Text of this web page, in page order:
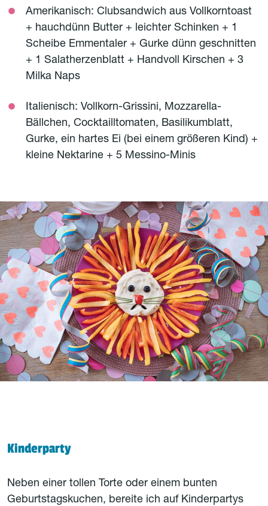
Amerikanisch: Clubsandwich aus Vollkorntoast
+ hauchdünn Butter + leichter Schinken + 1
Scheibe Emmentaler + Gurke dünn geschnitten
+ 1 Salatherzenblatt + Handvoll Kirschen + 3
Milka Naps
Italienisch: Vollkorn-Grissini, Mozzarella-
Bällchen, Cocktailltomaten, Basilikumblatt,
Gurke, ein hartes Ei (bei einem größeren Kind) +
kleine Nektarine + 5 Messino-Minis
Kinderparty
Neben einer tollen Torte oder einem bunten
Geburtstagskuchen, bereite ich auf Kinderpartys